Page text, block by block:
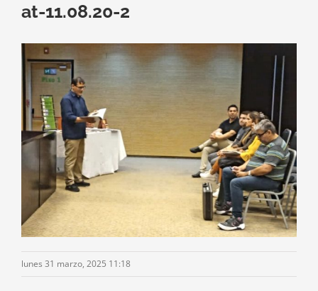
at-11.08.20-2
lunes 31 marzo, 2025 11:18